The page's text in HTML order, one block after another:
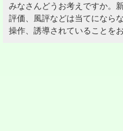
みなさんどうお考えですか。
評価、風評などは当てになら
操作、誘導されていることを